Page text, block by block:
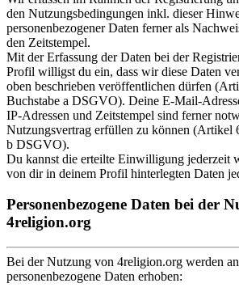
den Nutzungsbedingungen inkl. dieser
personenbezogener Daten ferner als
den Zeitstempel.
Mit der Erfassung der Daten bei der
Profil willigst du ein, dass wir diese Daten
oben beschrieben veröffentlichen dürfen
Buchstabe a DSGVO). Deine E-Mail-
IP-Adressen und Zeitstempel sind ferner
Nutzungsvertrag erfüllen zu können (Artikel
b DSGVO).
Du kannst die erteilte Einwilligung jederzeit
von dir in deinem Profil hinterlegten Daten
Personenbezogene Daten bei der
4religion.org
Bei der Nutzung von 4religion.org werden
personenbezogene Daten erhoben: